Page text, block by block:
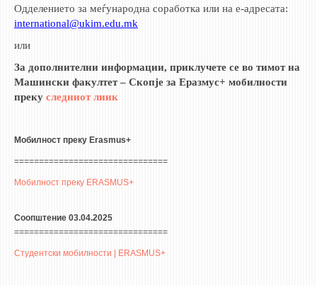
Одделението за меѓународна соработка или на е-адресата:
international@ukim.edu.mk
или
За дополнителни информации, приклучете се во тимот на
Машински факултет – Скопје за Еразмус+ мобилности
преку следниот линк
Мобилност преку Erasmus+
===============================
Мобилност преку ERASMUS+
Соопштение 03.04.2025
===============================
Студентски мобилности | ERASMUS+